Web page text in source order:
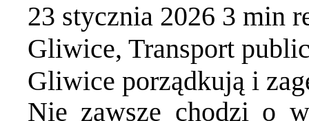
23 stycznia 2026 3 min
Gliwice, Transport
Gliwice porządkują i
Nie zawsze chodzi o